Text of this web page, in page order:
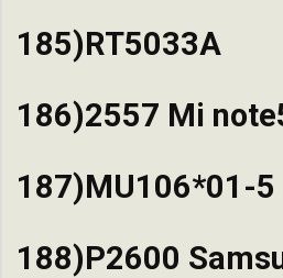
185)RT5033A
186)2557 Mi
187)MU106*01-5
188)P2600